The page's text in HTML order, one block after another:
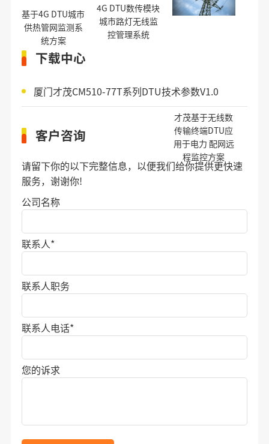
基于4G DTU城市
供热管网监测系
统方案
4G DTU数传模块
城市路灯无线监
控管理系统
才茂基于无线数
传输终端DTU应
用于电力 配网远
程监控方案
下载中心
厦门才茂CM510-77T系列DTU技术参数V1.0
客户咨询
请留下你的以下完整信息，以便我们给你提供更快速
服务，谢谢你!
公司名称
联系人*
联系人职务
联系人电话*
您的诉求